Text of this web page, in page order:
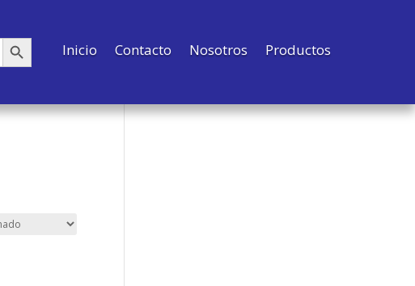
Botón de búsqueda
Inicio Contacto Nosotros Productos